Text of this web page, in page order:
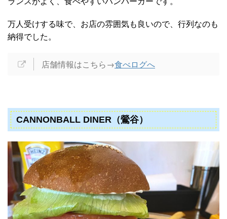
万人受けする味で、お店の雰囲気も良いので、行列なのも
納得でした。
店舗情報はこちら→食べログへ
CANNONBALL DINER（鶯谷）